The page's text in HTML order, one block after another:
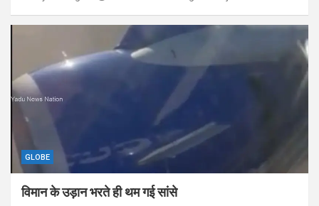
GLOBE
विमान के उड़ान भरते ही थम गई सांसे